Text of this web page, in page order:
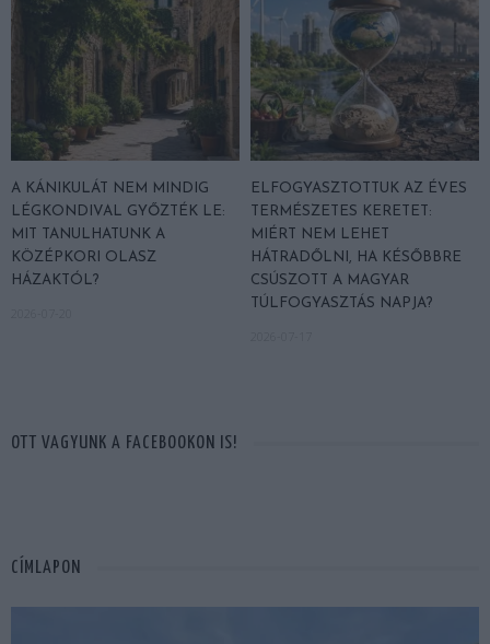
A KÁNIKULÁT NEM MINDIG
LÉGKONDIVAL GYŐZTÉK LE:
MIT TANULHATUNK A
KÖZÉPKORI OLASZ
HÁZAKTÓL?
ELFOGYASZTOTTUK AZ ÉVES
TERMÉSZETES KERETET:
MIÉRT NEM LEHET
HÁTRADŐLNI, HA KÉSŐBBRE
CSÚSZOTT A MAGYAR
TÚLFOGYASZTÁS NAPJA?
OTT VAGYUNK A FACEBOOKON IS!
CÍMLAPON